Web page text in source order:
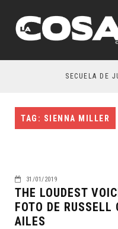
SECUELA DE
TAG: SIENNA MILLER
31/01/2019
THE LOUDEST
FOTO DE RUSSELL
AILES